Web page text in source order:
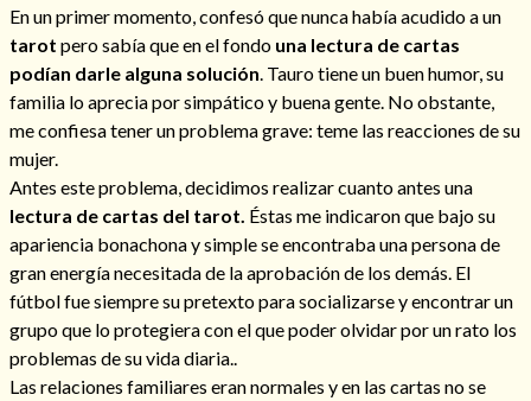
Amarre para recuperar a mi pareja
En un primer momento, confesó que nunca había acudido a un
tarot pero sabía que en el fondo una lectura de cartas
podían darle alguna solución . Tauro tiene un buen humor, su
familia lo aprecia por simpático y buena gente. No obstante,
me confiesa tener un problema grave: teme las reacciones de su
mujer.
Antes este problema, decidimos realizar cuanto antes una
lectura de cartas del tarot. Éstas me indicaron que bajo su
apariencia bonachona y simple se encontraba una persona de
gran energía necesitada de la aprobación de los demás. El
fútbol fue siempre su pretexto para socializarse y encontrar un
grupo que lo protegiera con el que poder olvidar por un rato los
problemas de su vida diaria..
Las relaciones familiares eran normales y en las cartas no se